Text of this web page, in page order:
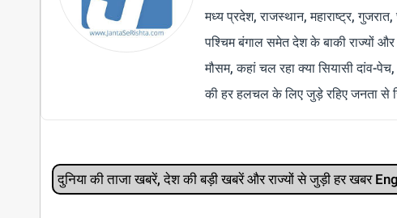
मध्य प्रदेश, राजस्थान, महाराष्ट्र,
पश्चिम बंगाल समेत देश के बाकी राज्यों
मौसम, कहां चल रहा क्या सियासी दांव-
की हर हलचल के लिए जुड़े रहिए जनता से
दुनिया की ताजा खबरें, देश की बड़ी खबरें और राज्‍यों से जुड़ी हर